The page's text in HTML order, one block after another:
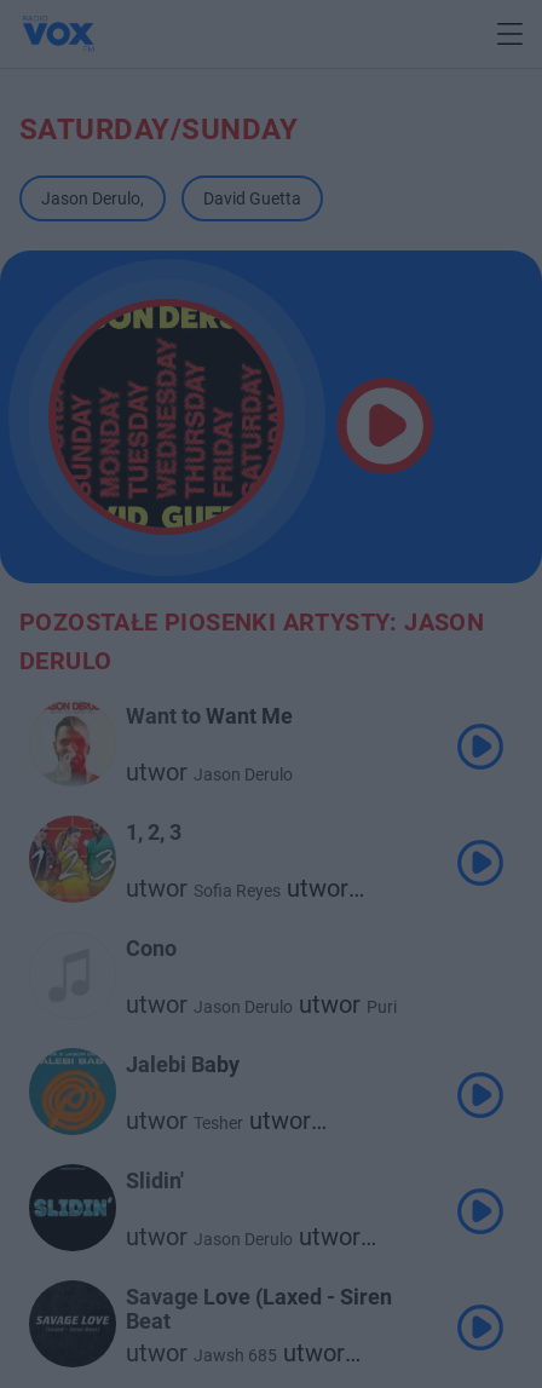
SATURDAY/SUNDAY
Jason Derulo, David Guetta
POZOSTAŁE PIOSENKI ARTYSTY: JASON
DERULO
Want to Want Me
utwor Jason Derulo
1, 2, 3
utwor Sofia Reyes utwor
Cono
utwor Jason Derulo utwor Puri
Jalebi Baby
utwor Tesher utwor
Slidin'
utwor Jason Derulo utwor
Savage Love (Laxed - Siren
Beat
utwor Jawsh 685 utwor